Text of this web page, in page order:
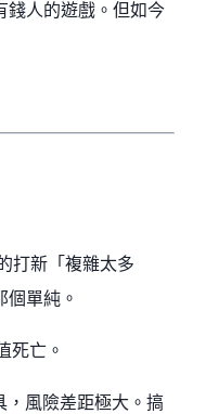
錢人的遊戲。但如今
打新「複雜太多
個單純。
死亡。
，風險差距極大。搞